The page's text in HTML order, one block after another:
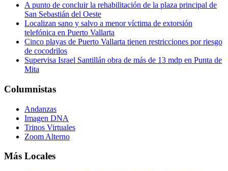
A punto de concluir la rehabilitación de la plaza principal de
San Sebastián del Oeste
Localizan sano y salvo a menor víctima de extorsión
telefónica en Puerto Vallarta
Cinco playas de Puerto Vallarta tienen restricciones por riesgo
de cocodrilos
Supervisa Israel Santillán obra de más de 13 mdp en Punta de
Mita
Columnistas
Andanzas
Imagen DNA
Trinos Virtuales
Zoom Alterno
Más Locales